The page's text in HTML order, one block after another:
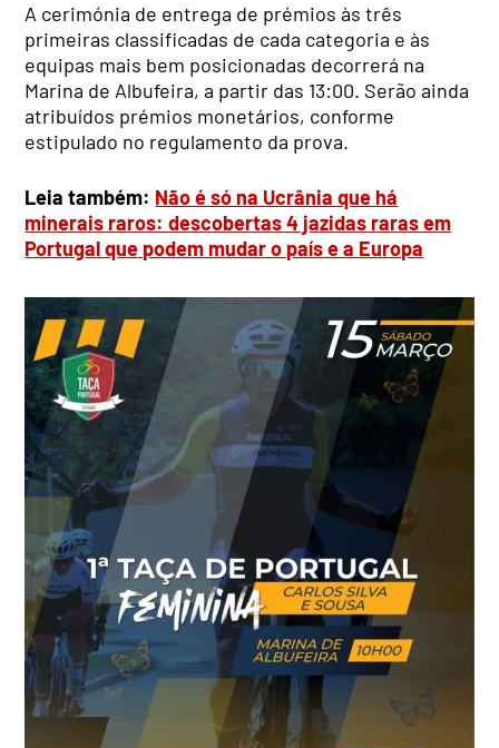
A cerimónia de entrega de prémios às três
primeiras classificadas de cada categoria e às
equipas mais bem posicionadas decorrerá na
Marina de Albufeira, a partir das 13:00. Serão ainda
atribuídos prémios monetários, conforme
estipulado no regulamento da prova.
Leia também: Não é só na Ucrânia que há
minerais raros: descobertas 4 jazidas raras em
Portugal que podem mudar o país e a Europa